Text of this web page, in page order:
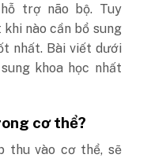
trợ não bộ. Tuy
nào cần bổ sung
nhất. Bài viết dưới
khoa học nhất
cơ thể?
thu vào cơ thể, sẽ